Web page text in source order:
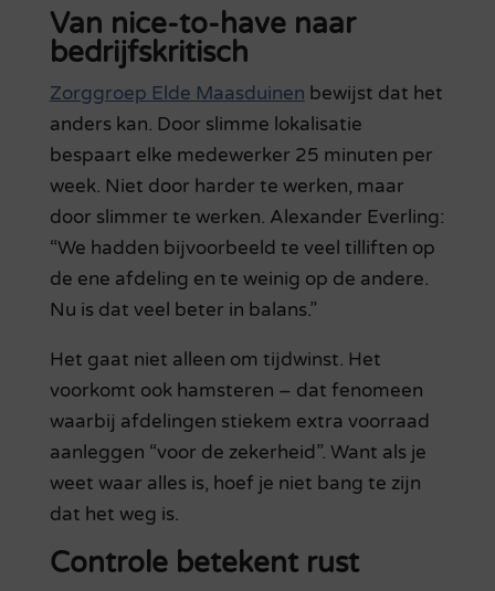
Van nice-to-have naar
bedrijfskritisch
Zorggroep Elde Maasduinen bewijst dat het
anders kan. Door slimme lokalisatie
bespaart elke medewerker 25 minuten per
week. Niet door harder te werken, maar
door slimmer te werken. Alexander Everling:
“We hadden bijvoorbeeld te veel tilliften op
de ene afdeling en te weinig op de andere.
Nu is dat veel beter in balans.”
Het gaat niet alleen om tijdwinst. Het
voorkomt ook hamsteren – dat fenomeen
waarbij afdelingen stiekem extra voorraad
aanleggen “voor de zekerheid”. Want als je
weet waar alles is, hoef je niet bang te zijn
dat het weg is.
Controle betekent rust